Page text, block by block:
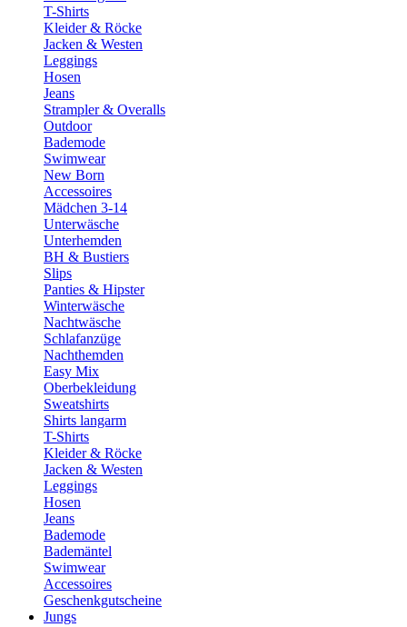
T-Shirts
Kleider & Röcke
Jacken & Westen
Leggings
Hosen
Jeans
Strampler & Overalls
Outdoor
Bademode
Swimwear
New Born
Accessoires
Mädchen 3-14
Unterwäsche
Unterhemden
BH & Bustiers
Slips
Panties & Hipster
Winterwäsche
Nachtwäsche
Schlafanzüge
Nachthemden
Easy Mix
Oberbekleidung
Sweatshirts
Shirts langarm
T-Shirts
Kleider & Röcke
Jacken & Westen
Leggings
Hosen
Jeans
Bademode
Bademäntel
Swimwear
Accessoires
Geschenkgutscheine
Jungs